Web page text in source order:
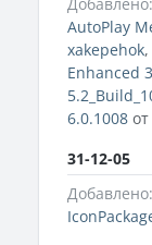
AutoPlay
xakepehok,
Enhanced
6.0.1008 от
31-12-05
Добавлено: